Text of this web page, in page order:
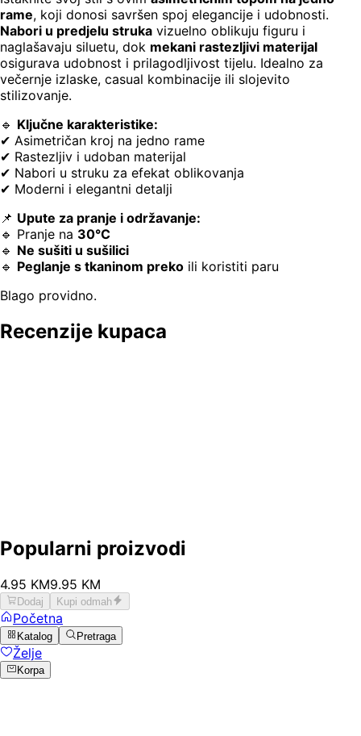
rame, koji donosi savršen spoj elegancije i udobnosti.
Nabori u predjelu struka vizuelno oblikuju figuru i
naglašavaju siluetu, dok mekani rastezljivi materijal
osigurava udobnost i prilagodljivost tijelu. Idealno za
večernje izlaske, casual kombinacije ili slojevito
stilizovanje.
🔹 Ključne karakteristike:
✔ Asimetričan kroj na jedno rame
✔ Rastezljiv i udoban materijal
✔ Nabori u struku za efekat oblikovanja
✔ Moderni i elegantni detalji
📌 Upute za pranje i održavanje:
🔹 Pranje na 30°C
🔹 Ne sušiti u sušilici
🔹 Peglanje s tkaninom preko ili koristiti paru
Blago providno.
Recenzije kupaca
Popularni proizvodi
4.95 KM9.95 KM
Dodaj Kupi odmah
Početna
Katalog Pretraga
Želje
Korpa